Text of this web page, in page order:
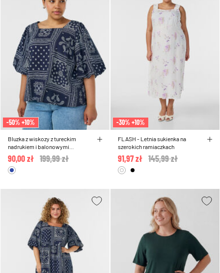
-50% +10%
Bluzka z wiskozy z tureckim
nadrukiem i balonowymi
rekawami
Price reduced from
199,99 zł
90,00 zł
-30% +10%
FLASH - Letnia sukienka na
szerokich ramiaczkach
Price reduced from
145,99 zł
91,97 zł